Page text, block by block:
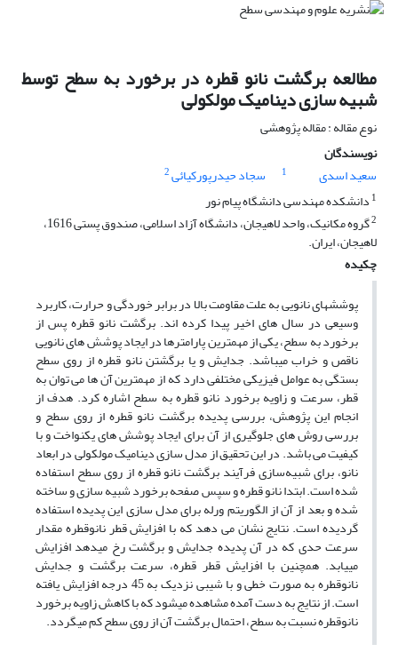
مطالعه برگشت نانو قطره در برخورد به سطح توسط
شبیه سازی دینامیک مولکولی
نوع مقاله : مقاله پژوهشی
نویسندگان
سعید اسدی
1 سجاد حیدرپورکیائی2
1 دانشکده مهندسی دانشگاه پیام نور
2 گروه مکانیک، واحد لاهیجان، دانشگاه آزاد اسلامی، صندوق پستی 1616،
لاهیجان، ایران.
چکیده
پوششهای نانویی به علت مقاومت بالا در برابر خوردگی و حرارت، کاربرد
وسیعی در سال های اخیر پیدا کرده اند. برگشت نانو قطره پس از
برخورد به سطح، یکی از مهمترین پارامترها در ایجاد پوشش های نانویی
ناقص و خراب میباشد. جدایش و یا برگشتن نانو قطره از روی سطح
بستگی به عوامل فیزیکی مختلفی دارد که از مهمترین آن ها می توان به
قطر، سرعت و زاویه برخورد نانو قطره به سطح اشاره کرد. هدف از
انجام این پژوهش، بررسی پدیده برگشت نانو قطره از روی سطح و
بررسی روش های جلوگیری از آن برای ایجاد پوشش های یکنواخت و با
کیفیت می باشد. در این تحقیق از مدل سازی دینامیک مولکولی در ابعاد
نانو، برای شبیه‌سازی فرآیند برگشت نانو قطره از روی سطح استفاده
شده است. ابتدا نانو قطره و سپس صفحه برخورد شبیه سازی و ساخته
شده و بعد از آن از الگوریتم ورله برای مدل سازی این پدیده استفاده
گردیده است. نتایج نشان می دهد که با افزایش قطر نانوقطره مقدار
سرعت حدی که در آن پدیده جدایش و برگشت رخ میدهد افزایش
مییابد. همچنین با افزایش قطر قطره، سرعت برگشت و جدایش
نانوقطره به صورت خطی و با شیبی نزدیک به 45 درجه افزایش یافته
است. از نتایج به دست آمده مشاهده میشود که با کاهش زاویه برخورد
نانوقطره نسبت به سطح، احتمال برگشت آن از روی سطح کم میگردد.